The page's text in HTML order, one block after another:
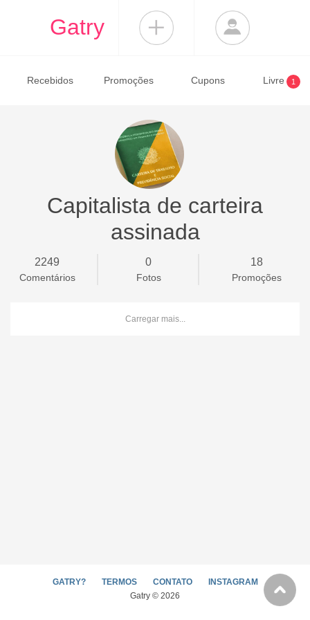
Gatry
Recebidos Promoções Cupons Livre 1
Capitalista de carteira
assinada
2249
Comentários
0
Fotos
18
Promoções
Carregar mais...
GATRY? TERMOS CONTATO
INSTAGRAM
Gatry © 2026